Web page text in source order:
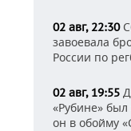
02 авг, 22:30
завоевала
России по
02 авг, 19:55
«Рубине»
он в обойму